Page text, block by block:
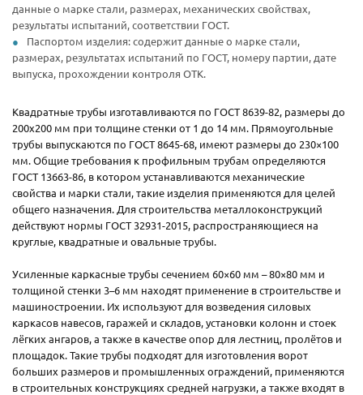
данные о марке стали, размерах, механических свойствах,
результаты испытаний, соответствии ГОСТ.
Паспортом изделия: содержит данные о марке стали,
размерах, результатах испытаний по ГОСТ, номеру партии, дате
выпуска, прохождении контроля ОТК.
Квадратные трубы изготавливаются по ГОСТ 8639-82, размеры до
200х200 мм при толщине стенки от 1 до 14 мм. Прямоугольные
трубы выпускаются по ГОСТ 8645-68, имеют размеры до 230×100
мм. Общие требования к профильным трубам определяются
ГОСТ 13663-86, в котором устанавливаются механические
свойства и марки стали, такие изделия применяются для целей
общего назначения. Для строительства металлоконструкций
действуют нормы ГОСТ 32931-2015, распространяющиеся на
круглые, квадратные и овальные трубы.
Усиленные каркасные трубы сечением 60×60 мм – 80×80 мм и
толщиной стенки 3–6 мм находят применение в строительстве и
машиностроении. Их используют для возведения силовых
каркасов навесов, гаражей и складов, установки колонн и стоек
лёгких ангаров, а также в качестве опор для лестниц, пролётов и
площадок. Такие трубы подходят для изготовления ворот
больших размеров и промышленных ограждений, применяются
в строительных конструкциях средней нагрузки, а также входят в